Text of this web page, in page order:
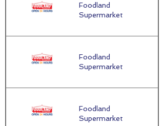
Foodland
Supermarket
Foodland
Supermarket
Foodland
Supermarket